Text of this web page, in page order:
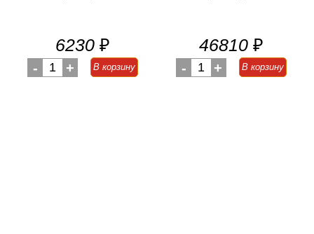
6230 ₽
- 1 + В корзину
46810 ₽
- 1 + В корзину